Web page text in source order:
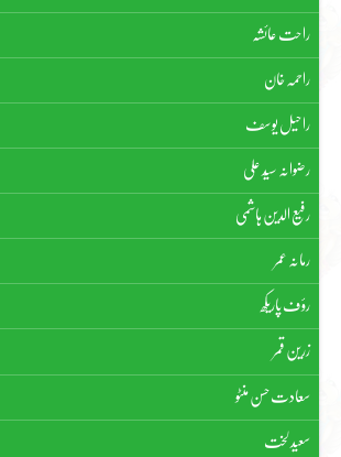
راحت عائشہ
راحمہ خان
راحیل یوسف
رضوانہ سیّد علی
رفیع الدین ہاشمی
رمانہ عمر
رؤف پاریکھ
زرین قمر
سعادت حسن منٹو
سعید لخت